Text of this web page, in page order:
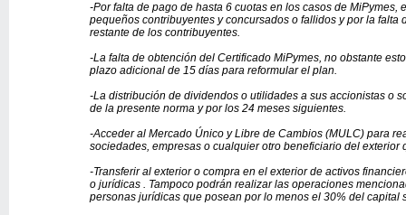
-Por falta de pago de hasta 6 cuotas en los casos de MiPymes,
pequeños contribuyentes y concursados o fallidos y por la falta
restante de los contribuyentes.
-La falta de obtención del Certificado MiPymes, no obstante
plazo adicional de 15 días para reformular el plan.
-La distribución de dividendos o utilidades a sus accionistas o
de la presente norma y por los 24 meses siguientes.
-Acceder al Mercado Único y Libre de Cambios (MULC) para
sociedades, empresas o cualquier otro beneficiario del exterior
-Transferir al exterior o compra en el exterior de activos
o jurídicas . Tampoco podrán realizar las operaciones
personas jurídicas que posean por lo menos el 30% del capital